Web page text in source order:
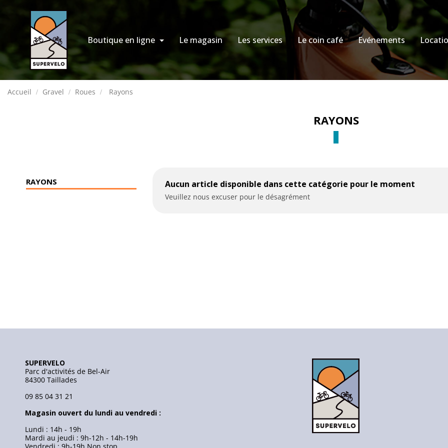
Boutique en ligne Le magasin Les services Le coin café Evénements
Accueil Gravel Roues Rayons
RAYONS
RAYONS Aucun article disponible dans cette catégorie pour le moment
Veuillez nous excuser pour le désagrément
SUPERVELO
Parc d'activités de Bel-Air
84300 Taillades
09 85 04 31 21
Magasin ouvert du lundi au vendredi :
Lundi : 14h - 19h
Mardi au jeudi : 9h-12h - 14h-19h